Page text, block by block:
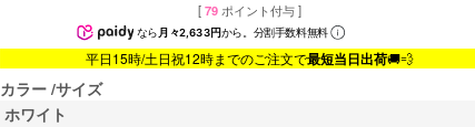
[79 ポイント付与 ]
なら 月々2,633円から。分割手数料無料
平日15時/土日祝12時までのご注文で最短当日出荷🚚💨
カラー サイズ
ホワイト